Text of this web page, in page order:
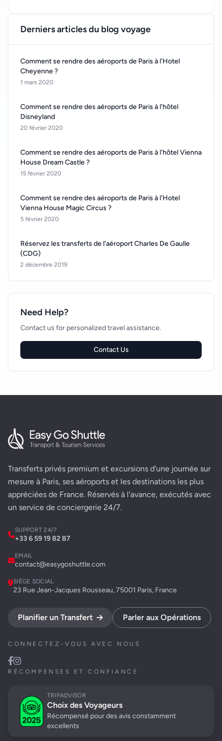
Derniers articles du blog voyage
Comment se rendre des aéroports de Paris à l'Hotel
Cheyenne ?
1 mars 2020
Comment se rendre des aéroports de Paris à l'hôtel
Disneyland
20 février 2020
Comment se rendre des aéroports de Paris à l'hôtel Vienna
House Dream Castle ?
15 février 2020
Comment se rendre des aéroports de Paris à l'Hotel
Vienna House Magic Circus ?
5 février 2020
Réservez les transferts de l'aéroport Charles De Gaulle
(CDG)
2 décembre 2019
Need Help?
Contact us for personalized travel assistance.
Contact Us
Transferts privés premium et excursions d'une journée sur
mesure à Paris, ses aéroports et les destinations les plus
appréciées de France. Réservés à l'avance, exécutés avec
un service de conciergerie 24/7.
SUPPORT 24/7
+33 6 59 19 82 87
EMAIL
contact@easygoshuttle.com
SIÈGE SOCIAL
23 Rue Jean-Jacques Rousseau, 75001 Paris, France
Planifier un Transfert Parler aux Opérations
CONNECTEZ-VOUS AVEC NOUS
RÉCOMPENSES ET CONFIANCE
TRIPADVISOR
Choix des Voyageurs
Récompensé pour des avis constamment
excellents